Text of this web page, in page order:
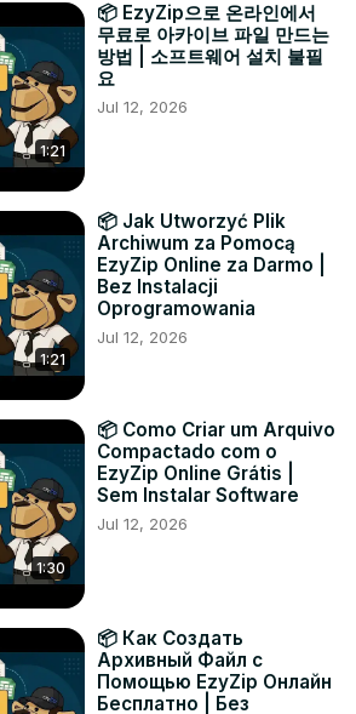
1:21
📦 EzyZip으로 온라인에서
무료로 아카이브 파일 만드는
방법 | 소프트웨어 설치 불필
요
Jul 12, 2026
1:21
📦 Jak Utworzyć Plik
Archiwum za Pomocą
EzyZip Online za Darmo |
Bez Instalacji
Oprogramowania
Jul 12, 2026
1:30
📦 Como Criar um Arquivo
Compactado com o
EzyZip Online Grátis |
Sem Instalar Software
Jul 12, 2026
📦 Как Создать
Архивный Файл с
Помощью EzyZip Онлайн
Бесплатно | Без